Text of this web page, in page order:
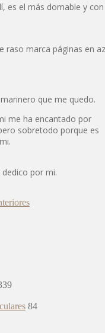
es el más domable y
raso marca páginas en
que me quedo.
me ha encantado por
sobretodo porque es
por mi.
84